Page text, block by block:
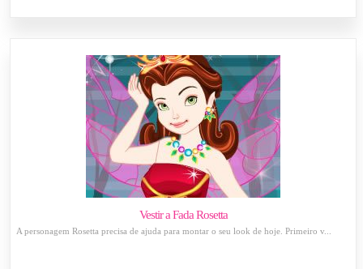
Vestir a Fada Rosetta
A personagem Rosetta precisa de ajuda para montar o seu look de hoje. Primeiro v...